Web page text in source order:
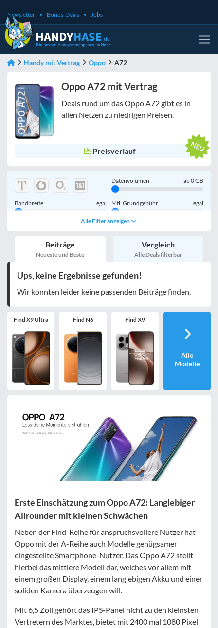
Newsletter Bonus-Deals Jobs
Handy mit Vertrag Oppo A72
Oppo A72 mit Vertrag
Deals rund um das Oppo A72 gibt es in
allen Netzen zu niedrigen Preisen.
Preisverlauf
Datenvolumen ab0GB
Bandbreite egal Mtl. Grundgebühr egal
egal
inkl. Young-Tarife
nur 5G-Tarife inkl. Kombi-Tarife
Bewertung
Filter zurücksetzen
Alle Filter anzeigen
Beiträge
Neueste und Beste
Vergleich
Alle Deals filterbar
Ups, keine Ergebnisse gefunden!
Wir konnten leider keine passenden Beiträge finden.
Find X9 Ultra Find N6 Find X9
Alle
Modelle
Erste Einschätzung zum Oppo A72: Langlebiger
Allrounder mit kleinen Schwächen
Neben der Find-Reihe für anspruchsvollere Nutzer hat
Oppo mit der A-Reihe auch Modelle genügsamer
eingestellte Smartphone-Nutzer. Das Oppo A72 stellt
hierbei das mittlere Modell dar, welches vor allem mit
einem großen Display, einem langlebigen Akku und einer
soliden Kamera überzeugen will.
Mit 6,5 Zoll gehört das IPS-Panel nicht zu den kleinsten
Vertretern des Marktes, bietet mit 2400 mal 1080 Pixel